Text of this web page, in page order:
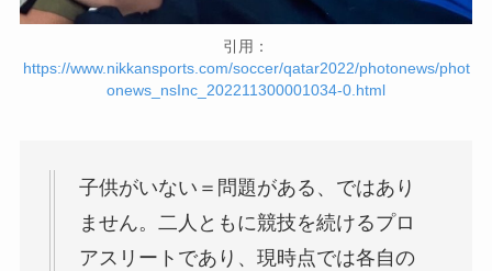
引用：
https://www.nikkansports.com/soccer/qatar2022/photonews/phot
onews_nsInc_202211300001034-0.html
子供がいない＝問題がある、ではあり
ません。二人ともに競技を続けるプロ
アスリートであり、現時点では各自の